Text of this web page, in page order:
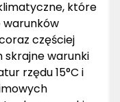
które
częściej
warunki
rzędu 15°C i